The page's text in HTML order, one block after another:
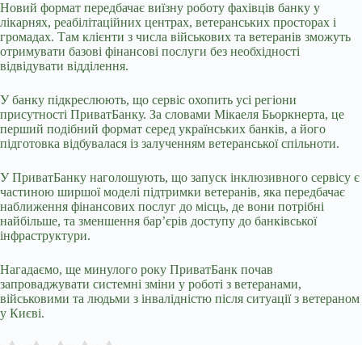
Новий формат передбачає виїзну роботу фахівців банку у
лікарнях, реабілітаційних центрах, ветеранських просторах і
громадах. Там клієнти з числа військових та ветеранів зможуть
отримувати базові фінансові послуги без необхідності
відвідувати відділення.
У банку підкреслюють, що сервіс охопить усі регіони
присутності ПриватБанку. За словами Мікаеля Бьоркнерта, це
перший подібний формат серед українських банків, а його
підготовка відбувалася із залученням ветеранської спільноти.
У ПриватБанку наголошують, що запуск інклюзивного сервісу є
частиною ширшої моделі підтримки ветеранів, яка передбачає
наближення фінансових послуг до місць, де вони потрібні
найбільше, та зменшення бар’єрів доступу до банківської
інфраструктури.
Нагадаємо, ще минулого року ПриватБанк почав
запроваджувати системні зміни у роботі з ветеранами,
військовими та людьми з інвалідністю після ситуації з ветераном
у Києві.